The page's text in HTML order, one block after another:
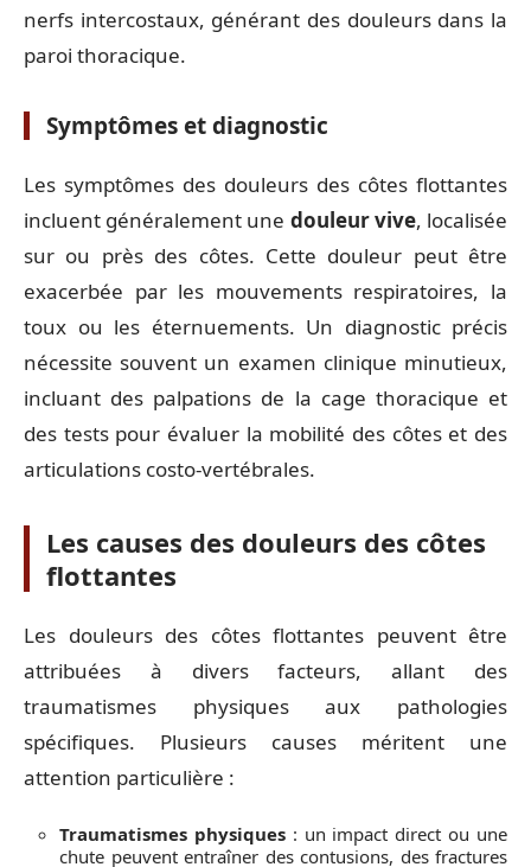
nerfs intercostaux, générant des douleurs dans la
paroi thoracique.
Symptômes et diagnostic
Les symptômes des douleurs des côtes flottantes
incluent généralement une douleur vive, localisée
sur ou près des côtes. Cette douleur peut être
exacerbée par les mouvements respiratoires, la
toux ou les éternuements. Un diagnostic précis
nécessite souvent un examen clinique minutieux,
incluant des palpations de la cage thoracique et
des tests pour évaluer la mobilité des côtes et des
articulations costo-vertébrales.
Les causes des douleurs des côtes
flottantes
Les douleurs des côtes flottantes peuvent être
attribuées à divers facteurs, allant des
traumatismes physiques aux pathologies
spécifiques. Plusieurs causes méritent une
attention particulière :
Traumatismes physiques: un impact direct ou une
chute peuvent entraîner des contusions, des fractures